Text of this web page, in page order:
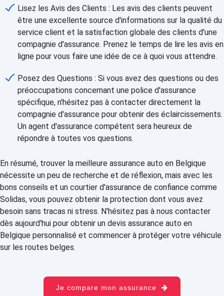
Lisez les Avis des Clients : Les avis des clients peuvent
être une excellente source d'informations sur la qualité du
service client et la satisfaction globale des clients d'une
compagnie d'assurance. Prenez le temps de lire les avis en
ligne pour vous faire une idée de ce à quoi vous attendre.
Posez des Questions : Si vous avez des questions ou des
préoccupations concernant une police d'assurance
spécifique, n'hésitez pas à contacter directement la
compagnie d'assurance pour obtenir des éclaircissements.
Un agent d'assurance compétent sera heureux de
répondre à toutes vos questions.
En résumé, trouver la meilleure assurance auto en Belgique
nécessite un peu de recherche et de réflexion, mais avec les
bons conseils et un courtier d'assurance de confiance comme
Solidas, vous pouvez obtenir la protection dont vous avez
besoin sans tracas ni stress. N'hésitez pas à nous contacter
dès aujourd'hui pour obtenir un devis assurance auto en
Belgique personnalisé et commencer à protéger votre véhicule
sur les routes belges.
Je compare mon assurance